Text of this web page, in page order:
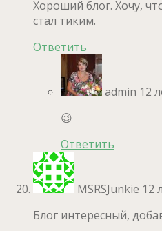
Хороший блог. Хочу,
стал тиким.
Ответить
admin 12
😉
Ответить
MSRSJunkie 12
Блог интересный,